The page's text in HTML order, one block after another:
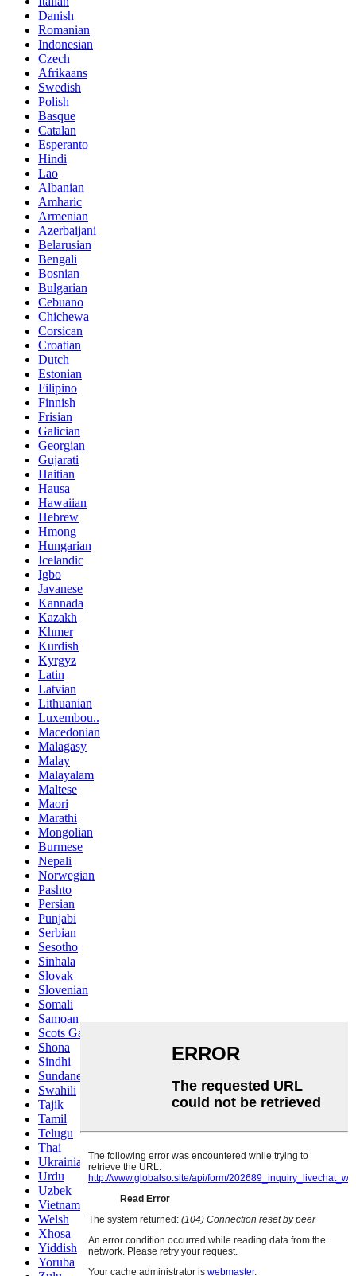
Danish
Romanian
Indonesian
Czech
Afrikaans
Swedish
Polish
Basque
Catalan
Esperanto
Hindi
Lao
Albanian
Amharic
Armenian
Azerbaijani
Belarusian
Bengali
Bosnian
Bulgarian
Cebuano
Chichewa
Corsican
Croatian
Dutch
Estonian
Filipino
Finnish
Frisian
Galician
Georgian
Gujarati
Haitian
Hausa
Hawaiian
Hebrew
Hmong
Hungarian
Icelandic
Igbo
Javanese
Kannada
Kazakh
Khmer
Kurdish
Kyrgyz
Latin
Latvian
Lithuanian
Luxembou..
Macedonian
Malagasy
Malay
Malayalam
Maltese
Maori
Marathi
Mongolian
Burmese
Nepali
Norwegian
Pashto
Persian
Punjabi
Serbian
Sesotho
Sinhala
Slovak
Slovenian
Somali
Samoan
Scots Gaelic
Shona
Sindhi
Sundanese
Swahili
Tajik
Tamil
Telugu
Thai
Ukrainian
Urdu
Uzbek
Vietnamese
Welsh
Xhosa
Yiddish
Yoruba